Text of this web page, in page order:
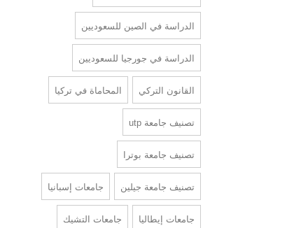
الدراسة في الصين للسعوديين
الدراسة في جورجيا للسعوديين
القانون التركي المحاماة في تركيا
تصنيف جامعة utp
تصنيف جامعة بوترا
تصنيف جامعة جيلين جامعات إسبانيا
جامعات إيطاليا جامعات التشيك